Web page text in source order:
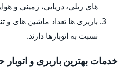
های ریلی، دریایی، زمینی و
باربری ها تعداد ماشین های و
نسبت به اتوبارها دارند.
خدمات بهترین باربری و